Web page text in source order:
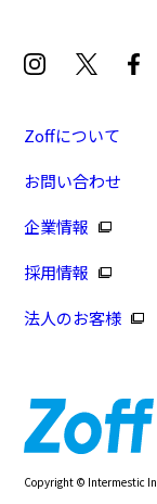
[スペシャルプ
商品番号：
単価：￥4,950
※商品が再入荷された際
※本サービスは商品の購
※ご希望の商品が再入荷
※「再入荷お知らせメ
となります。
Zoffについて
お問い合わせ
企業情報
採用情報
法人のお客様
Copyright © Intermestic